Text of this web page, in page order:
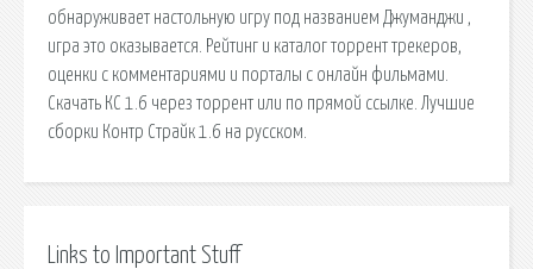
обнаруживает настольную игру под названием Джуманджи ,
игра это оказывается. Рейтинг и каталог торрент трекеров,
оценки с комментариями и порталы с онлайн фильмами.
Скачать КС 1.6 через торрент или по прямой ссылке. Лучшие
сборки Контр Страйк 1.6 на русском.
Links to Important Stuff